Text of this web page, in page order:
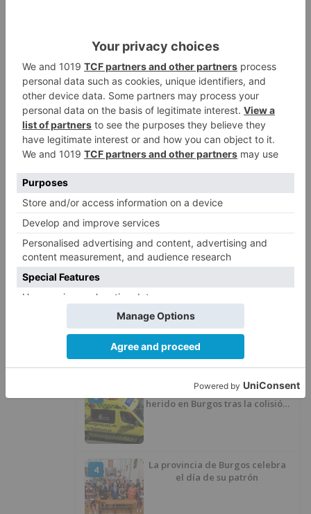
conviertan en la sede conjunta que acogerá el
próximo año el acto central de la "Federación de
Los Pueblos más Bonitos del Mundo".
caleruega covarrubias unirán
asociación
pueblos
bonitos españa
LO + VISTO
1
Fallece un ciclista en Burgos tras
avisar otro conductor que se
había caído de la bicicleta
Villatoro da el primer paso para
dejar atrás su aislamiento con el
inicio de la senda peatonal y
3
Un hombre de 80 años resulta
herido en Burgos tras la colisión
4
La provincia de Burgos celebra
el día de su patrón